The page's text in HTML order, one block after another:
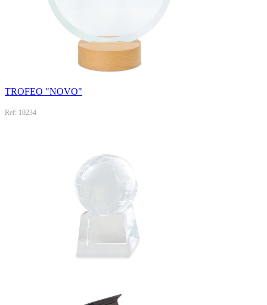
TROFEO "NOVO"
Ref: 10234